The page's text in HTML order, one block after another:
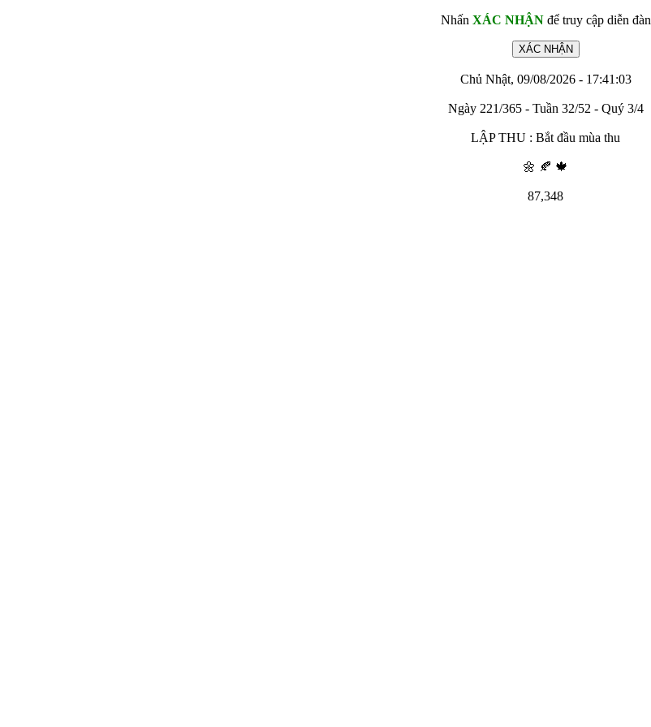
Nhấn XÁC NHẬNđể truy cập diễn đàn
Chủ Nhật, 09/08/2026 - 17:41:03
Ngày 221/365 - Tuần 32/52 - Quý 3/4
LẬP THU : Bắt đầu mùa thu
🌼 🍂 🍁
87,348